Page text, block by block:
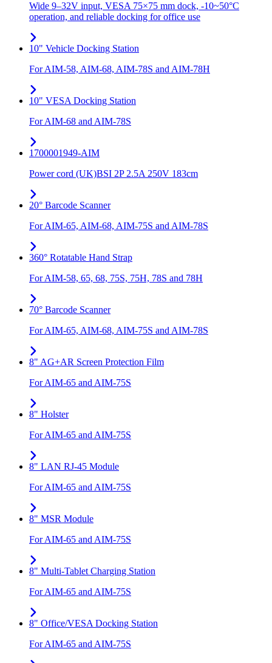
Wide 9–32V input, VESA 75×75 mm dock, -10~50°C
operation, and reliable docking for office use
10" Vehicle Docking Station
For AIM-58, AIM-68, AIM-78S and AIM-78H
10" VESA Docking Station
For AIM-68 and AIM-78S
1700001949-AIM
Power cord (UK)BSI 2P 2.5A 250V 183cm
20° Barcode Scanner
For AIM-65, AIM-68, AIM-75S and AIM-78S
360° Rotatable Hand Strap
For AIM-58, 65, 68, 75S, 75H, 78S and 78H
70° Barcode Scanner
For AIM-65, AIM-68, AIM-75S and AIM-78S
8" AG+AR Screen Protection Film
For AIM-65 and AIM-75S
8" Holster
For AIM-65 and AIM-75S
8" LAN RJ-45 Module
For AIM-65 and AIM-75S
8" MSR Module
For AIM-65 and AIM-75S
8" Multi-Tablet Charging Station
For AIM-65 and AIM-75S
8" Office/VESA Docking Station
For AIM-65 and AIM-75S